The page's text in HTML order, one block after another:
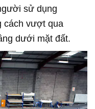
sử dụng
cách vượt qua
dưới mặt đất.